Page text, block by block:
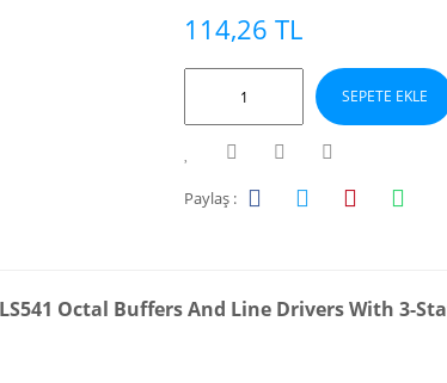
114,26 TL
SEPETE EKLE
Paylaş :
Octal Buffers And Line Drivers With 3-